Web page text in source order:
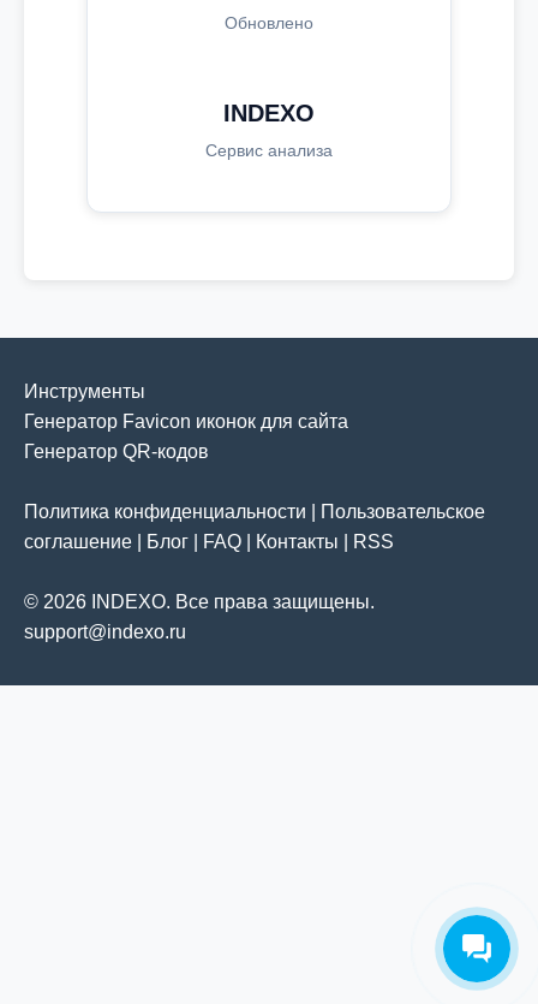
Обновлено
INDEXO
Сервис анализа
Инструменты
Генератор Favicon иконок для сайта
Генератор QR-кодов
Политика конфиденциальности
Пользовательское
соглашение
Блог FAQ Контакты RSS
© 2026 INDEXO. Все права защищены.
support@indexo.ru